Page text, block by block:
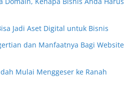
Jadi Aset Digital untuk Bisnis
dan Manfaatnya Bagi Website
Mulai Menggeser ke Ranah